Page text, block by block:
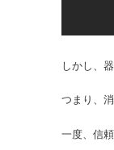
しかし、
つまり、
一度、信